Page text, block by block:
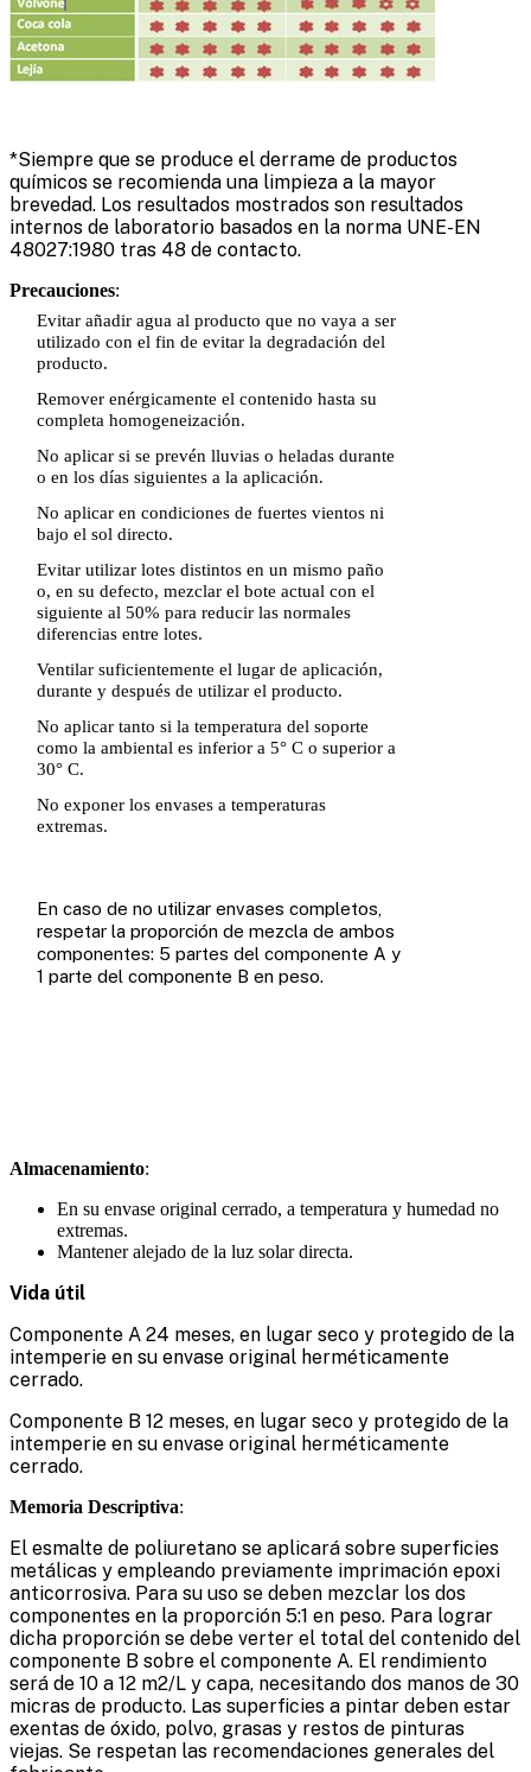
*Siempre que se produce el derrame de productos
químicos se recomienda una limpieza a la mayor
brevedad. Los resultados mostrados son resultados
internos de laboratorio basados en la norma UNE-EN
48027:1980 tras 48 de contacto.
Precauciones:
Evitar añadir agua al producto que no vaya a ser
utilizado con el fin de evitar la degradación del
producto.
Remover enérgicamente el contenido hasta su
completa homogeneización.
No aplicar si se prevén lluvias o heladas durante
o en los días siguientes a la aplicación.
No aplicar en condiciones de fuertes vientos ni
bajo el sol directo.
Evitar utilizar lotes distintos en un mismo paño
o, en su defecto, mezclar el bote actual con el
siguiente al 50% para reducir las normales
diferencias entre lotes.
Ventilar suficientemente el lugar de aplicación,
durante y después de utilizar el producto.
No aplicar tanto si la temperatura del soporte
como la ambiental es inferior a 5° C o superior a
30° C.
No exponer los envases a temperaturas
extremas.
En caso de no utilizar envases completos,
respetar la proporción de mezcla de ambos
componentes: 5 partes del componente A y
1 parte del componente B en peso.
Almacenamiento:
En su envase original cerrado, a temperatura y humedad no
extremas.
Mantener alejado de la luz solar directa.
Vida útil
Componente A 24 meses, en lugar seco y protegido de la
intemperie en su envase original herméticamente
cerrado.
Componente B 12 meses, en lugar seco y protegido de la
intemperie en su envase original herméticamente
cerrado.
Memoria Descriptiva:
El esmalte de poliuretano se aplicará sobre superficies
metálicas y empleando previamente imprimación epoxi
anticorrosiva. Para su uso se deben mezclar los dos
componentes en la proporción 5:1 en peso. Para lograr
dicha proporción se debe verter el total del contenido del
componente B sobre el componente A. El rendimiento
será de 10 a 12 m2/L y capa, necesitando dos manos de 30
micras de producto. Las superficies a pintar deben estar
exentas de óxido, polvo, grasas y restos de pinturas
viejas. Se respetan las recomendaciones generales del